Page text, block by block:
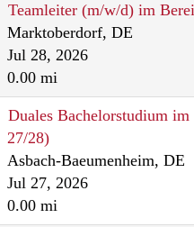
Teamleiter (m/w/d) im
Marktoberdorf, DE
Jul 28, 2026
0.00 mi
Duales Bachelorstudium
27/28)
Asbach-Baeumenheim, DE
Jul 27, 2026
0.00 mi